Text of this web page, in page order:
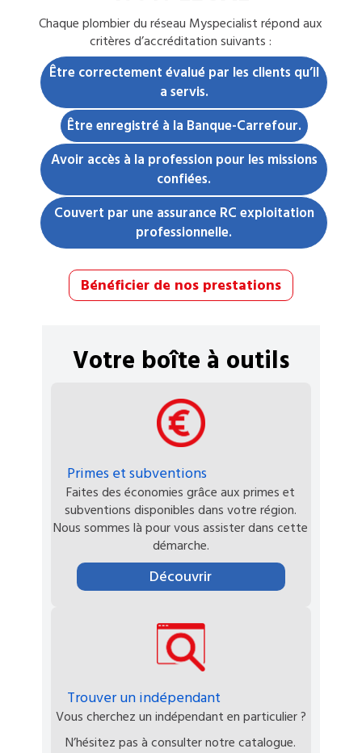
Chaqueplombierdu réseau Myspecialist répond aux
critères d’accréditation suivants :
Être correctement évalué par les clients qu’il
a servis.
Être enregistré à la Banque-Carrefour.
Avoir accès à la profession pour les missions
confiées.
Couvert par une assurance RC exploitation
professionnelle.
Bénéficier de nos prestations
Votre boîte à outils
Primes et subventions
Faites des économies grâce aux primes et
subventions disponibles dans votre région.
Nous sommes là pour vous assister dans cette
démarche.
Découvrir
Trouver un indépendant
Vous cherchez un indépendant en particulier ?
N’hésitez pas à consulter notre catalogue.